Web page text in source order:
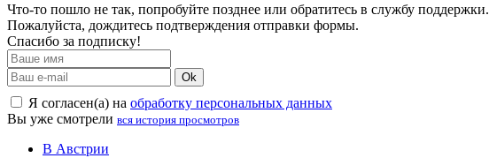
Что-то пошло не так, попробуйте позднее или обратитесь в службу поддержки.
Пожалуйста, дождитесь подтверждения отправки формы.
Спасибо за подписку!
Ok
Я согласен(а) на обработку персональных данных
Вы уже смотрели вся история просмотров
В Австрии